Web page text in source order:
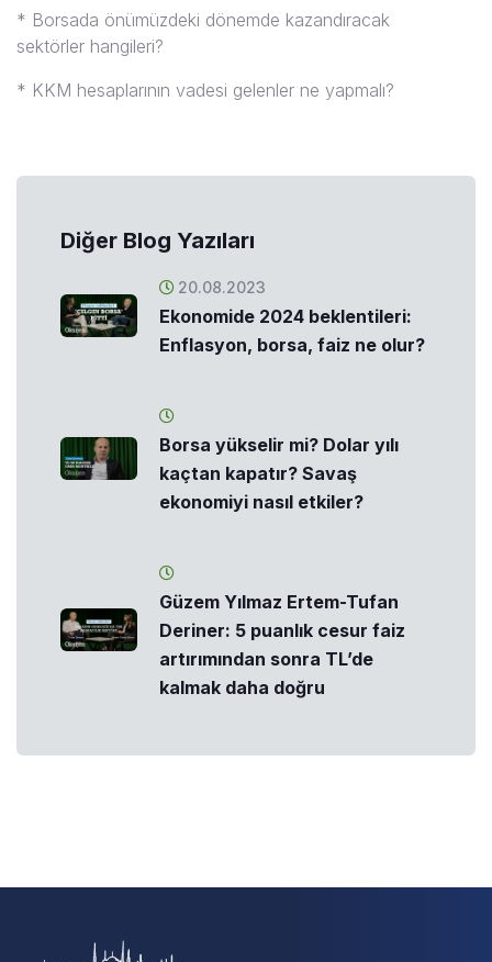
* Borsada önümüzdeki dönemde kazandıracak
sektörler hangileri?
* KKM hesaplarının vadesi gelenler ne yapmalı?
Diğer Blog Yazıları
20.08.2023
Ekonomide 2024 beklentileri:
Enflasyon, borsa, faiz ne olur?
Borsa yükselir mi? Dolar yılı
kaçtan kapatır? Savaş
ekonomiyi nasıl etkiler?
Güzem Yılmaz Ertem-Tufan
Deriner: 5 puanlık cesur faiz
artırımından sonra TL’de
kalmak daha doğru